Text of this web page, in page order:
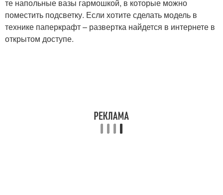
те напольные вазы гармошкой, в которые можно
поместить подсветку. Если хотите сделать модель в
технике паперкрафт – развертка найдется в интернете в
открытом доступе.